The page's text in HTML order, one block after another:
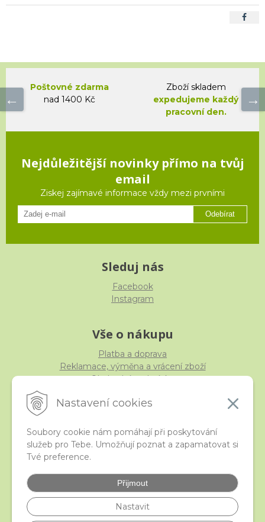
Nastavení cookies
Soubory cookie nám pomáhají při poskytování
služeb pro Tebe. Umožňují poznat a zapamatovat si
Tvé preference.
Přijmout
Nastavit
Poštovné zdarma
nad 1400 Kč
Zboží skladem
expedujeme každý
pracovní den.
Nejdůležitější novinky přímo na tvůj
email
Ziskej zajímavé informace vždy mezi prvními
Odebírat
Sleduj nás
Facebook
Instagram
Vše o nákupu
Platba a doprava
Reklamace, výměna a vrácení zboží
Obchodní podmínky
iStraka
Velkoobchod
Nejčastější otázky
České puncovní značky